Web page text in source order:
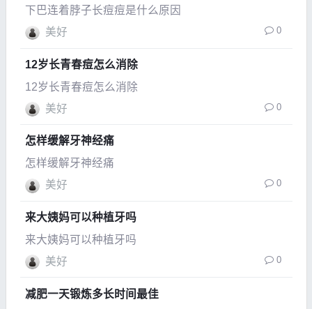
下巴连着脖子长痘痘是什么原因
美好
0
12岁长青春痘怎么消除
12岁长青春痘怎么消除
美好
0
怎样缓解牙神经痛
怎样缓解牙神经痛
美好
0
来大姨妈可以种植牙吗
来大姨妈可以种植牙吗
美好
0
减肥一天锻炼多长时间最佳